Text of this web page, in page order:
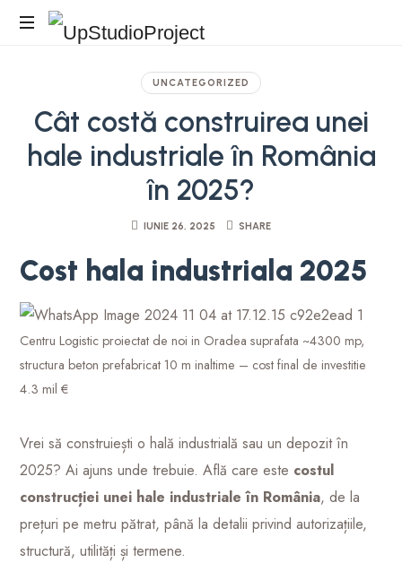
UNCATEGORIZED
Cât costă construirea unei
hale industriale în România
în 2025?
IUNIE 26, 2025 SHARE
Cost hala industriala 2025
Centru Logistic proiectat de noi in Oradea suprafata ~4300 mp,
structura beton prefabricat 10 m inaltime – cost final de investitie
4.3 mil €
Vrei să construiești o hală industrială sau un depozit în
2025? Ai ajuns unde trebuie. Află care este costul
construcției unei hale industriale în România, de la
prețuri pe metru pătrat, până la detalii privind autorizațiile,
structură, utilități și termene.